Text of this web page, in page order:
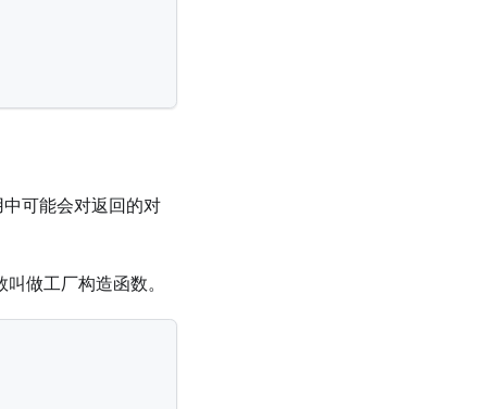
可能会对返回的对
做工厂构造函数。